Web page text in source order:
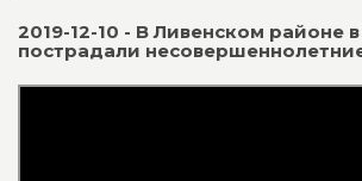
2019-12-10 - В Ливенском районе
пострадали